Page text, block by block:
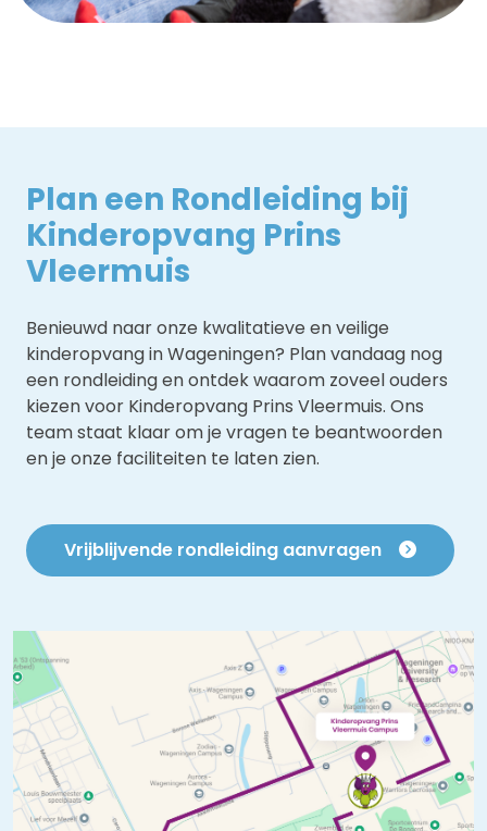
Plan een Rondleiding bij
Kinderopvang Prins
Vleermuis
Benieuwd naar onze kwalitatieve en veilige
kinderopvang in Wageningen? Plan vandaag nog
een rondleiding en ontdek waarom zoveel ouders
kiezen voor Kinderopvang Prins Vleermuis. Ons
team staat klaar om je vragen te beantwoorden
en je onze faciliteiten te laten zien.
Vrijblijvende rondleiding aanvragen